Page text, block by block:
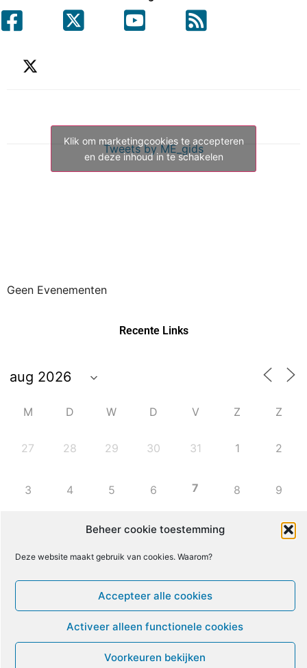
Beheer cookie toestemming
Deze website maakt gebruik van cookies. Waarom?
Accepteer alle cookies
Activeer alleen functionele cookies
Voorkeuren bekijken
Tweets by ME_gids
Klik om marketingcookies te accepteren
en deze inhoud in te schakelen
Geen Evenementen
Recente Links
M D W D V Z Z
27 28 29 30 31 1 2
3 4 5 6 7 8 9
12 13 14 16
24 25 26 27 28 29 30
2 3 4